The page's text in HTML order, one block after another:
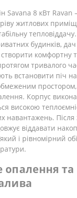
Savana 8 кВт
житлових
будинків, дач
комфортну
тривалого
встановити піч
Корпус
високою
навантажень.
віддавати
і рівномірний
опалення